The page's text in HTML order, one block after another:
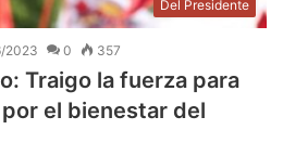
Del Presidente
2023 0 357
Traigo la fuerza para
el bienestar del